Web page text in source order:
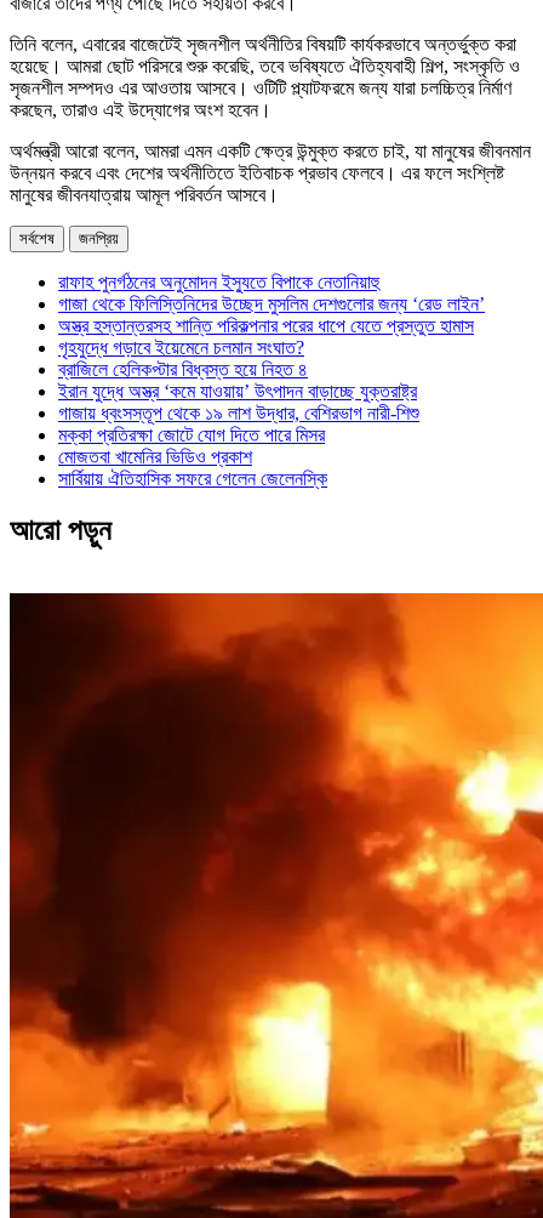
তিনি বলেন, এবারের বাজেটেই সৃজনশীল অর্থনীতির বিষয়টি কার্যকরভাবে অন্তর্ভুক্ত করা
হয়েছে। আমরা ছোট পরিসরে শুরু করেছি, তবে ভবিষ্যতে ঐতিহ্যবাহী শিল্প, সংস্কৃতি ও
সৃজনশীল সম্পদও এর আওতায় আসবে। ওটিটি প্ল্যাটফরমে জন্য যারা চলচ্চিত্র নির্মাণ
করছেন, তারাও এই উদ্যোগের অংশ হবেন।
অর্থমন্ত্রী আরো বলেন, আমরা এমন একটি ক্ষেত্র উন্মুক্ত করতে চাই, যা মানুষের জীবনমান
উন্নয়ন করবে এবং দেশের অর্থনীতিতে ইতিবাচক প্রভাব ফেলবে। এর ফলে সংশ্লিষ্ট
মানুষের জীবনযাত্রায় আমূল পরিবর্তন আসবে।
সর্বশেষ জনপ্রিয়
রাফাহ পুনর্গঠনের অনুমোদন ইস্যুতে বিপাকে নেতানিয়াহু
গাজা থেকে ফিলিস্তিনিদের উচ্ছেদ মুসলিম দেশগুলোর জন্য ‘রেড লাইন’
অস্ত্র হস্তান্তরসহ শান্তি পরিকল্পনার পরের ধাপে যেতে প্রস্তুত হামাস
গৃহযুদ্ধে গড়াবে ইয়েমেনে চলমান সংঘাত?
ব্রাজিলে হেলিকপ্টার বিধ্বস্ত হয়ে নিহত ৪
ইরান যুদ্ধে অস্ত্র ‘কমে যাওয়ায়’ উৎপাদন বাড়াচ্ছে যুক্তরাষ্ট্র
গাজায় ধ্বংসস্তূপ থেকে ১৯ লাশ উদ্ধার, বেশিরভাগ নারী-শিশু
মক্কা প্রতিরক্ষা জোটে যোগ দিতে পারে মিসর
মোজতবা খামেনির ভিডিও প্রকাশ
সার্বিয়ায় ঐতিহাসিক সফরে গেলেন জেলেনস্কি
আরো পড়ুন